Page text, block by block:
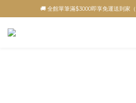
🚚 全館單筆滿$3000即享免運送到家（